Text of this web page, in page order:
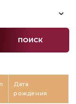
ПОИСК
Дата
рождения